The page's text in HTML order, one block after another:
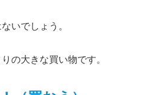
いでしょう。
の大きな買い物です。